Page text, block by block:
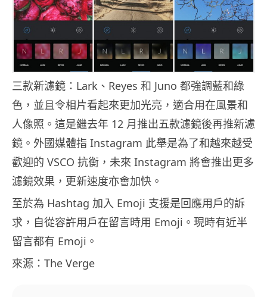
三款新濾鏡：Lark、Reyes 和 Juno 都強調藍和綠
色，並且令相片看起來更加光亮，適合用在風景和
人像照。這是繼去年 12 月推出五款濾鏡後再推新濾
鏡。外國媒體指 Instagram 此舉是為了和越來越受
歡迎的 VSCO 抗衡，未來 Instagram 將會推出更多
濾鏡效果，更新速度亦會加快。
至於為 Hashtag 加入 Emoji 支援是回應用戶的訴
求，自從容許用戶在留言時用 Emoji。現時有近半
留言都有 Emoji。
來源：The Verge